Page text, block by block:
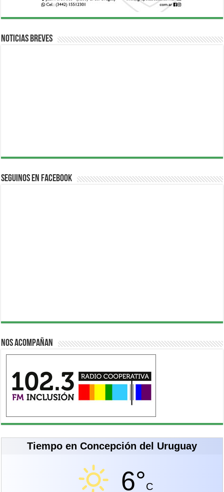
Noticias breves
Seguinos en Facebook
Nos acompañan
Tiempo en Concepción del Uruguay
6°C